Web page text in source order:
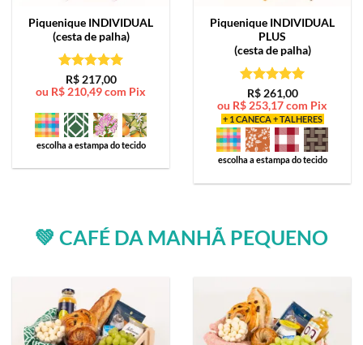
Piquenique INDIVIDUAL
(cesta de palha)
Avaliação5
de 5
R$217,00
ou R$ 210,49com Pix
escolha a estampa do tecido
Piquenique INDIVIDUAL
PLUS
(cesta de palha)
Avaliação5
de 5
R$261,00
ou R$ 253,17com Pix
+ 1 CANECA + TALHERES
escolha a estampa do tecido
💚 CAFÉ DA MANHÃ PEQUENO